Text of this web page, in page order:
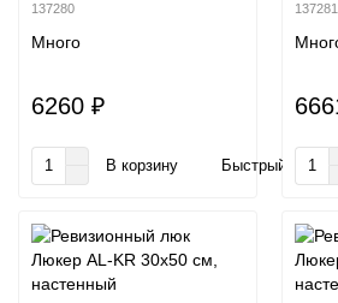
137280
Много
6260 ₽
В корзину Быстрый заказ
137281